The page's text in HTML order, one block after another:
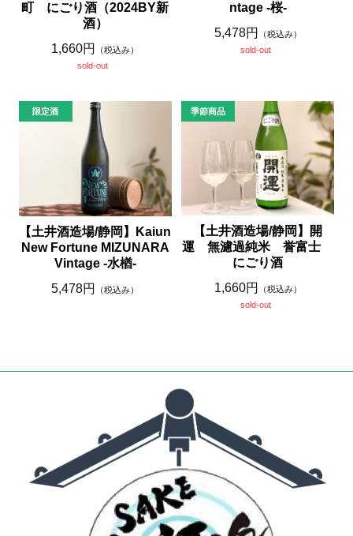
町 にごり酒（2024BY新
酒）
1,660円
（税込み）
sold-out
ntage -桜-
5,478円
（税込み）
sold-out
【土井酒造場/静岡】Kaiun
New Fortune MIZUNARA
Vintage -水楢-
5,478円
（税込み）
【土井酒造場/静岡】開
運 無濾過純米 誉富士
にごり酒
1,660円
（税込み）
sold-out